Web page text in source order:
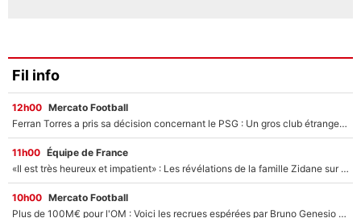
Fil info
12h00 Mercato Football
Ferran Torres a pris sa décision concernant le PSG : Un gros club étranger prêt à relancer le feuilleton pour la signature du champion du monde 2026 !
11h00 Équipe de France
«Il est très heureux et impatient» : Les révélations de la famille Zidane sur sa prise de pouvoir en équipe de France !
10h00 Mercato Football
Plus de 100M€ pour l'OM : Voici les recrues espérées par Bruno Genesio et Grégory Lorenzi après l’opération dégraissage